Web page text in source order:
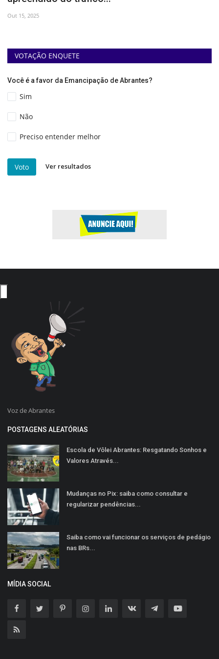
Out 15, 2025
VOTAÇÃO ENQUETE
Você é a favor da Emancipação de Abrantes?
Sim
Não
Preciso entender melhor
Voto Ver resultados
Voz de Abrantes
POSTAGENS ALEATÓRIAS
Escola de Vôlei Abrantes: Resgatando Sonhos e
Valores Através...
Mudanças no Pix: saiba como consultar e
regularizar pendências...
Saiba como vai funcionar os serviços de pedágio
nas BRs...
MÍDIA SOCIAL